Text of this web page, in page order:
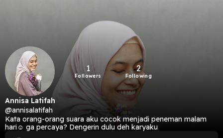
1
Followers
2
Following
Annisa Latifah
@annisalatifah
Kata orang-orang suara aku cocok menjadi peneman malam
hari☺️ ga percaya? Dengerin dulu deh karyaku